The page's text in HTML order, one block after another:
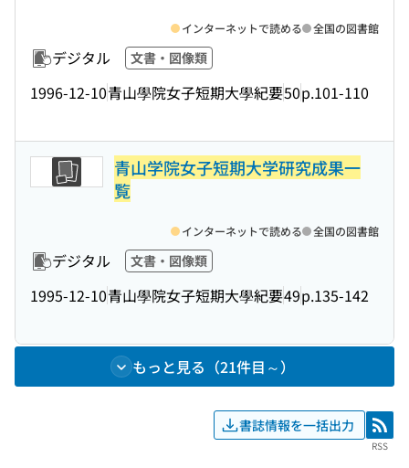
デジタル 文書・図像類
1996-12-10青山學院女子短期大學紀要50p.101-110
インターネットで読める 全国の図書館
青山学院女子短期大学研究成果一
覧
デジタル 文書・図像類
1995-12-10青山學院女子短期大學紀要49p.135-142
インターネットで読める 全国の図書館
もっと見る（21件目～）
書誌情報を一括出力 RSS
RSS